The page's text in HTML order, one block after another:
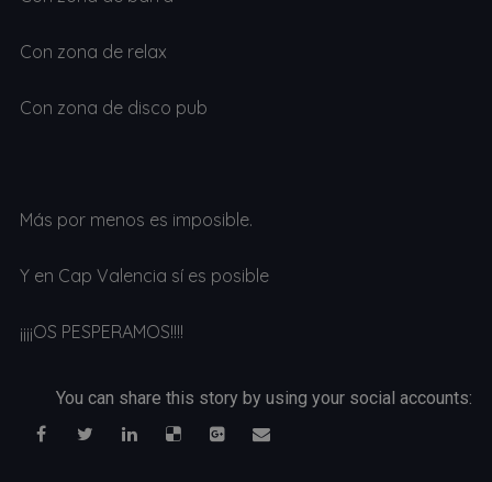
Con zona de relax
Con zona de disco pub
Más por menos es imposible.
Y en Cap Valencia sí es posible
¡¡¡¡OS PESPERAMOS!!!!
You can share this story by using your social accounts: